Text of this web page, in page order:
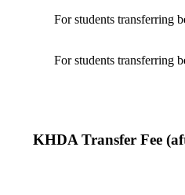
For students transferring
For students transferring
KHDA Transfer Fee